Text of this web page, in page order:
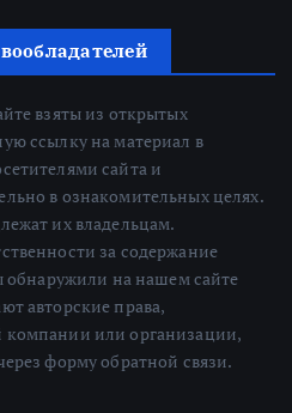
взяты из открытых
ссылку на материал в
сайта и
в ознакомительных целях.
их владельцам.
за содержание
обнаружили на нашем сайте
авторские права,
или организации,
форму обратной связи.